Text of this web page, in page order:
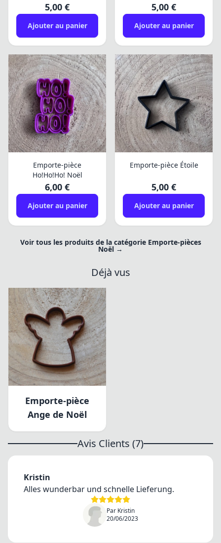
5,00 €
Ajouter au panier
5,00 €
Ajouter au panier
Emporte-pièce
Ho!Ho!Ho! Noël
6,00 €
Ajouter au panier
Emporte-pièce Étoile
5,00 €
Ajouter au panier
Voir tous les produits de la catégorie Emporte-pièces
Noël →
Déjà vus
Emporte-pièce
Ange de Noël
Avis Clients (7)
Kristin
Alles wunderbar und schnelle Lieferung.
Par Kristin
20/06/2023